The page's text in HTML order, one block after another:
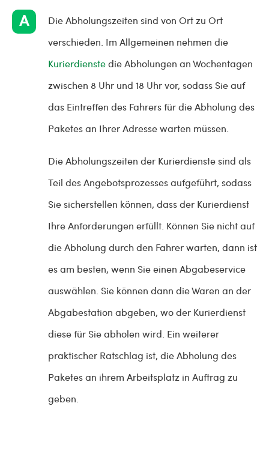
Die Abholungszeiten sind von Ort zu Ort
verschieden. Im Allgemeinen nehmen die
Kurierdienstedie Abholungen an Wochentagen
zwischen 8 Uhr und 18 Uhr vor, sodass Sie auf
das Eintreffen des Fahrers für die Abholung des
Paketes an Ihrer Adresse warten müssen.
Die Abholungszeiten der Kurierdienste sind als
Teil des Angebotsprozesses aufgeführt, sodass
Sie sicherstellen können, dass der Kurierdienst
Ihre Anforderungen erfüllt. Können Sie nicht auf
die Abholung durch den Fahrer warten, dann ist
es am besten, wenn Sie einen Abgabeservice
auswählen. Sie können dann die Waren an der
Abgabestation abgeben, wo der Kurierdienst
diese für Sie abholen wird. Ein weiterer
praktischer Ratschlag ist, die Abholung des
Paketes an ihrem Arbeitsplatz in Auftrag zu
geben.